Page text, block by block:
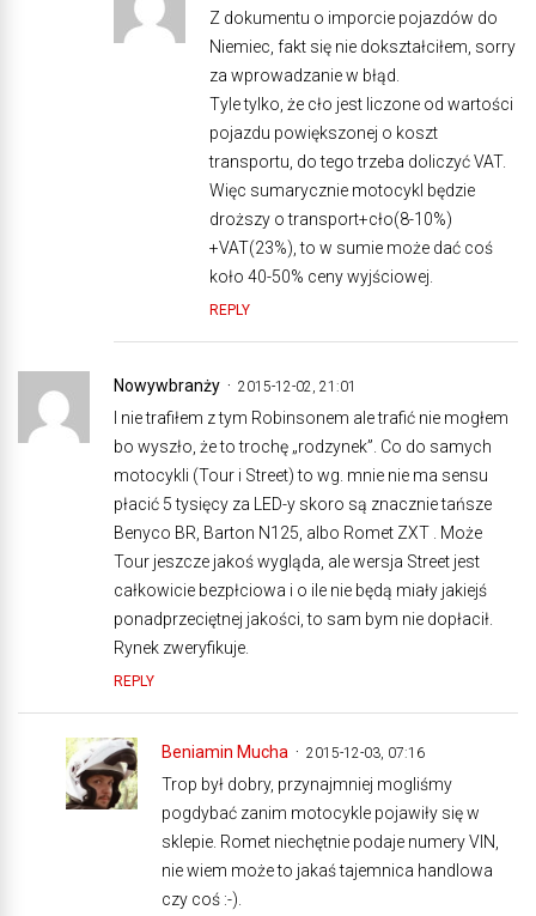
Z dokumentu o imporcie pojazdów do
Niemiec, fakt się nie dokształciłem, sorry
za wprowadzanie w błąd.
Tyle tylko, że cło jest liczone od wartości
pojazdu powiększonej o koszt
transportu, do tego trzeba doliczyć VAT.
Więc sumarycznie motocykl będzie
droższy o transport+cło(8-10%)
+VAT(23%), to w sumie może dać coś
koło 40-50% ceny wyjściowej.
REPLY
Nowywbranży 2015-12-02, 21:01
I nie trafiłem z tym Robinsonem ale trafić nie mogłem
bo wyszło, że to trochę „rodzynek”. Co do samych
motocykli (Tour i Street) to wg. mnie nie ma sensu
płacić 5 tysięcy za LED-y skoro są znacznie tańsze
Benyco BR, Barton N125, albo Romet ZXT . Może
Tour jeszcze jakoś wygląda, ale wersja Street jest
całkowicie bezpłciowa i o ile nie będą miały jakiejś
ponadprzeciętnej jakości, to sam bym nie dopłacił.
Rynek zweryfikuje.
REPLY
Beniamin Mucha 2015-12-03, 07:16
Trop był dobry, przynajmniej mogliśmy
pogdybać zanim motocykle pojawiły się w
sklepie. Romet niechętnie podaje numery VIN,
nie wiem może to jakaś tajemnica handlowa
czy coś :-).